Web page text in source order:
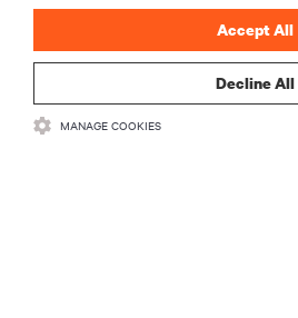
CONECTE-SE CONOSCO
Decline All
Accept All
MANAGE COOKIES